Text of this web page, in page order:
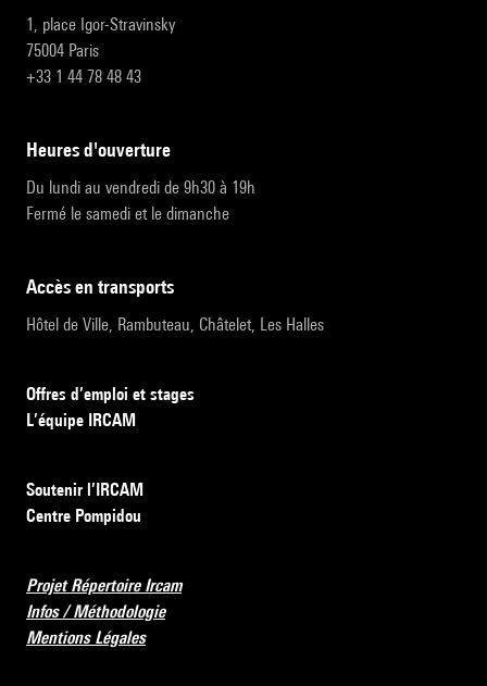
1, place Igor-Stravinsky
75004 Paris
+33 1 44 78 48 43
heures d'ouverture
Du lundi au vendredi de 9h30 à 19h
Fermé le samedi et le dimanche
accès en transports
Hôtel de Ville, Rambuteau, Châtelet, Les Halles
Offres d’emploi et stages
L’équipe IRCAM
Soutenir l’IRCAM
Centre Pompidou
Projet Répertoire Ircam
Infos / Méthodologie
Mentions Légales